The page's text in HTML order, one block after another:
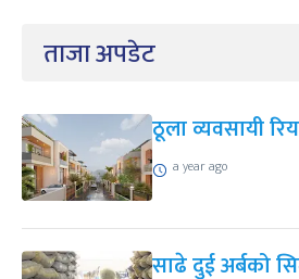
ताजा अपडेट
ठूला व्यवसायी
a year ago
साढे दुई अर्बको